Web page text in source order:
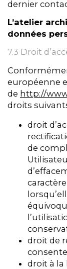
dernier
L’atelier
données
7.3 Droit
européenne
de http://
droits
droit
de
droit de
droit à